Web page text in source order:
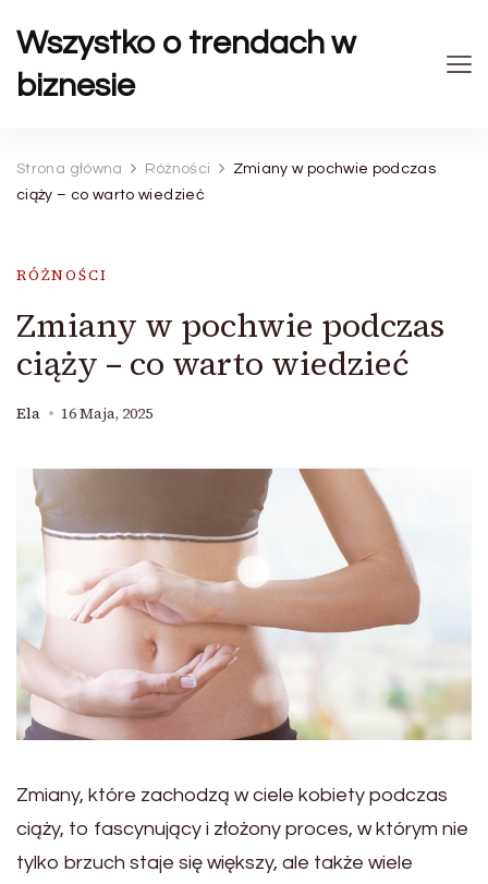
Wszystko o trendach w
biznesie
Strona główna Różności
Zmiany w pochwie podczas
ciąży – co warto wiedzieć
RÓŻNOŚCI
Zmiany w pochwie podczas
ciąży – co warto wiedzieć
Ela 16 Maja, 2025
Zmiany, które zachodzą w ciele kobiety podczas
ciąży, to fascynujący i złożony proces, w którym nie
tylko brzuch staje się większy, ale także wiele